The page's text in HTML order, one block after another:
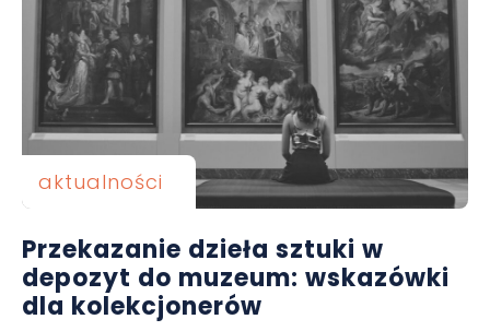
aktualności
Przekazanie dzieła sztuki w
depozyt do muzeum: wskazówki
dla kolekcjonerów